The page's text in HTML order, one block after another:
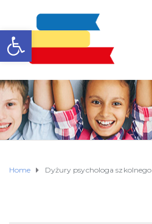
Otwórz pasek narzędzi
Home Dyżury psychologa szkolnego